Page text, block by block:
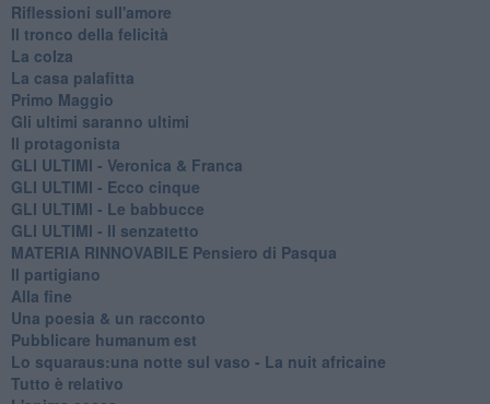
Riflessioni sull'amore
Il tronco della felicità
La colza
La casa palafitta
Primo Maggio
Gli ultimi saranno ultimi
Il protagonista
GLI ULTIMI - Veronica & Franca
GLI ULTIMI - Ecco cinque
GLI ULTIMI - Le babbucce
GLI ULTIMI - Il senzatetto
MATERIA RINNOVABILE Pensiero di Pasqua
Il partigiano
Alla fine
Una poesia & un racconto
Pubblicare humanum est
Lo squaraus:una notte sul vaso - La nuit africaine
Tutto è relativo